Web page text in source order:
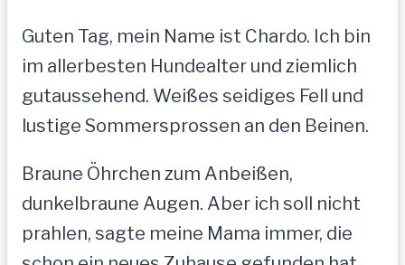
Guten Tag, mein Name ist Chardo. Ich bin
im allerbesten Hundealter und ziemlich
gutaussehend. Weißes seidiges Fell und
lustige Sommersprossen an den Beinen.
Braune Öhrchen zum Anbeißen,
dunkelbraune Augen. Aber ich soll nicht
prahlen, sagte meine Mama immer, die